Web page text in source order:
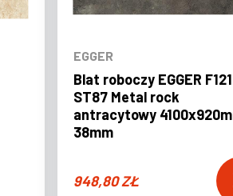
EGGER
Blat roboczy EGGER F121
ST87 Metal rock
antracytowy
38mm
948,80ZŁ